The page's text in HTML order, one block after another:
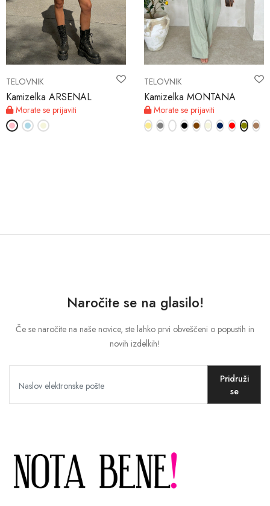
TELOVNIK
Kamizelka ARSENAL
Morate se prijaviti
TELOVNIK
Kamizelka MONTANA
Morate se prijaviti
Naročite se na glasilo!
Če se naročite na naše novice, ste lahko prvi obveščeni o popustih in
novih izdelkih!
Pridruži
se